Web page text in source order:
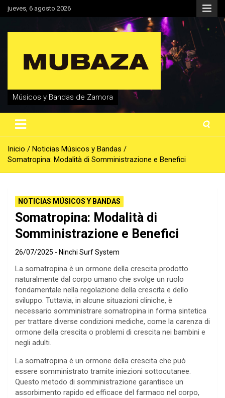
Saltarjueves, 6 agosto 2026
Músicos y Bandas de Zamora
Inicio
Noticias Músicos y Bandas
Somatropina: Modalità di Somministrazione e Benefici
NOTICIAS MÚSICOS Y BANDAS
Somatropina: Modalità di
Somministrazione e Benefici
26/07/2025 Ninchi Surf System
La somatropina è un ormone della crescita prodotto
naturalmente dal corpo umano che svolge un ruolo
fondamentale nella regolazione della crescita e dello
sviluppo. Tuttavia, in alcune situazioni cliniche, è
necessario somministrare somatropina in forma sintetica
per trattare diverse condizioni mediche, come la carenza di
ormone della crescita o problemi di crescita nei bambini e
negli adulti.
La somatropina è un ormone della crescita che può
essere somministrato tramite iniezioni sottocutanee.
Questo metodo di somministrazione garantisce un
assorbimento rapido ed efficace del farmaco nel corpo,